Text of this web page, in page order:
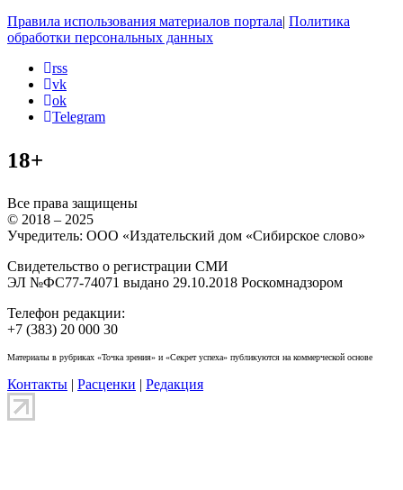
Правила использования материалов портала| Политика
обработки персональных данных
rss
vk
ok
Telegram
18+
Все права защищены
© 2018 – 2025
Учредитель: ООО «Издательский дом «Сибирское слово»
Свидетельство о регистрации СМИ
ЭЛ №ФС77-74071 выдано 29.10.2018 Роскомнадзором
Телефон редакции:
+7 (383) 20 000 30
Материалы в рубриках «Точка зрения» и «Секрет успеха» публикуются на коммерческой основе
Контакты | Расценки | Редакция